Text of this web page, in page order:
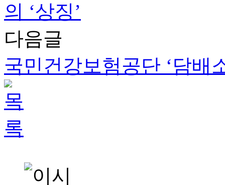
의 ‘상징’
다음글
국민건강보험공단 ‘담배